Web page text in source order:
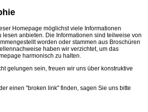
Homepage möglichst viele Informationen
lesen anbieten. Die Informationen sind teilweise von
worden oder stammen aus Broschüren
haben wir verzichtet, um das
harmonisch zu halten.
gelungen sein, freuen wir uns über konstruktive
einen "broken link" finden, sagen Sie uns bitte